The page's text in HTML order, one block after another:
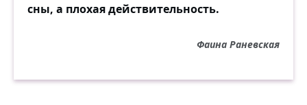
сны, а плохая действительность.
Фаина Раневская